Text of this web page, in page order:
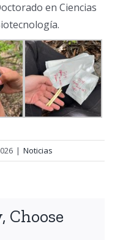
en Ciencias
| Noticias
Choose